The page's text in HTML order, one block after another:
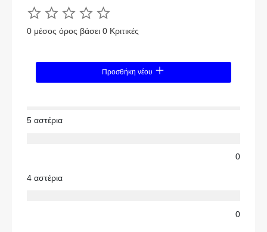
0 μέσος όρος βάσει 0 Κριτικές
Προσθήκη νέου
5 αστέρια
0
4 αστέρια
0